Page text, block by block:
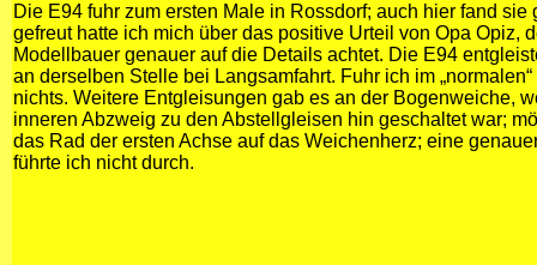
Die E94 fuhr zum ersten Male in Rossdorf; auch hier fand sie
gefreut hatte ich mich über das positive Urteil von Opa Opiz,
Modellbauer genauer auf die Details achtet. Die E94
an derselben Stelle bei Langsamfahrt. Fuhr ich im
nichts. Weitere Entgleisungen gab es an der Bogenweiche,
inneren Abzweig zu den Abstellgleisen hin geschaltet war;
das Rad der ersten Achse auf das Weichenherz; eine
führte ich nicht durch.